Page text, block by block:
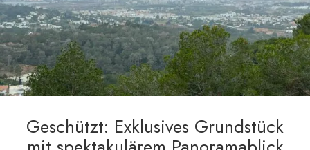
Geschützt: Exklusives Grundstück